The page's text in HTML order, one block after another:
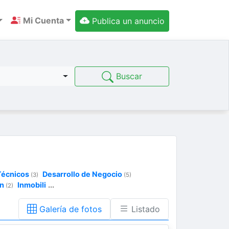
Mi Cuenta Publica un anuncio
Buscar
(3) Desarrollo de Negocio (5)
(2) Inmobili ...
Galería de fotos Listado